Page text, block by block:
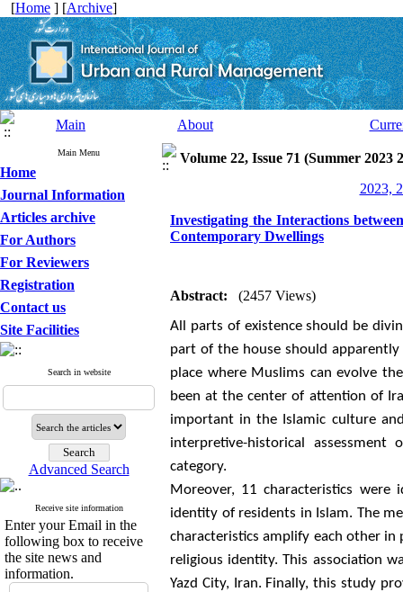
[Home ] [Archive]
Main About
Main Menu
Home
Journal Information
Articles archive
For Authors
For Reviewers
Registration
Contact us
Site Facilities
Search in website
Advanced Search
Receive site information
Enter your Email in the
following box to receive
the site news and
information.
Volume 22, Issue 71 (Summer 2023
2023,
Investigating the Interactions
Contemporary Dwellings
Abstract:
(2457 Views)
All parts of existence should be
part of the house should
place where Muslims can evolve
been at the center of attention of
important in the Islamic culture
interpretive-historical
category.
Moreover, 11 characteristics
identity of residents in Islam. The
characteristics amplify each other
religious identity. This association
Yazd City, Iran. Finally, this study